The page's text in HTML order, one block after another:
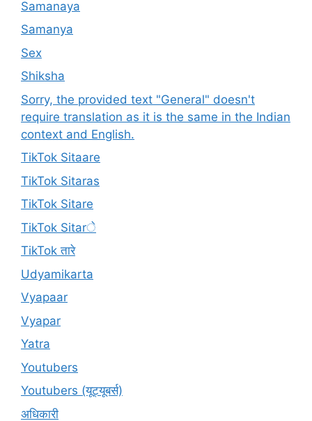
Samanaya
Samanya
Sex
Shiksha
Sorry, the provided text "General" doesn't
require translation as it is the same in the Indian
context and English.
TikTok Sitaare
TikTok Sitaras
TikTok Sitare
TikTok Sitarे
TikTok तारे
Udyamikarta
Vyapaar
Vyapar
Yatra
Youtubers
Youtubers (यूट्यूबर्स)
अधिकारी